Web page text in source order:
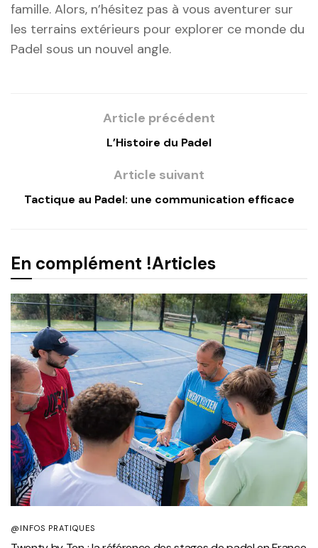
famille. Alors, n’hésitez pas à vous aventurer sur
les terrains extérieurs pour explorer ce monde du
Padel sous un nouvel angle.
Article précédent
L’Histoire du Padel
Article suivant
Tactique au Padel: une communication efficace
En complément !Articles
@INFOS PRATIQUES